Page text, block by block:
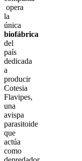
opera
la
única
biofábrica
del
país
dedicada
a
producir
Cotesia
Flavipes,
una
avispa
parasitoide
que
actúa
como